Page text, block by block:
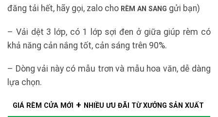
đăng tải hết, hãy gọi, zalo cho RÈM AN SANG gửi bạn)
– Vải dệt 3 lớp, có 1 lớp sợi đen ở giữa giúp rèm có
khả năng cản nắng tốt, cản sáng trên 90%.
– Dòng vải này có mẫu trơn và mẫu hoa văn, dễ dàng
lựa chọn.
GIÁ RÈM CỬA MỚI + NHIỀU ƯU ĐÃI TỪ XƯỞNG SẢN XUẤT